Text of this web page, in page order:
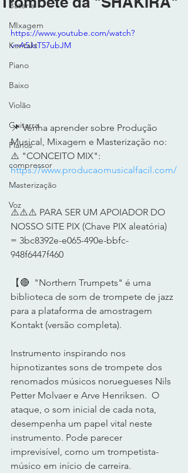
Bateria
MIxagem
Kontakt
Piano
Baixo
Violão
Guitarra
Pianos
compressor
Masterização
Voz
https://www.youtube.com/watch?
v=A5JsT57ubJM
📌 Venha aprender sobre Produção
Musical, Mixagem e Masterização no:
⚠️ "CONCEITO MIX":
https://www.producaomusicalfacil.com/
...
⚠️⚠️⚠️ PARA SER UM APOIADOR DO
NOSSO SITE PIX (Chave PIX aleatória)
= 3bc8392e-e065-490e-bbfc-
948f6447f460
【🔴  "Northern Trumpets" é uma
biblioteca de som de trompete de jazz
para a plataforma de amostragem
Kontakt (versão completa).
Instrumento inspirando nos
hipnotizantes sons de trompete dos
renomados músicos noruegueses Nils
Petter Molvaer e Arve Henriksen.  O
ataque, o som inicial de cada nota,
desempenha um papel vital neste
instrumento. Pode parecer
imprevisível, como um trompetista-
músico em início de carreira.